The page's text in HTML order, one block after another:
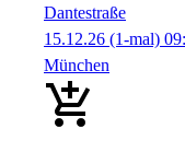
Dantestraße
15.12.26 (1-mal)
München